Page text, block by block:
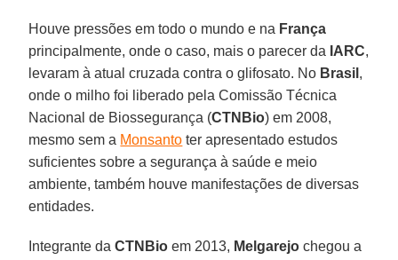
Houve pressões em todo o mundo e na França
principalmente, onde o caso, mais o parecer da IARC,
levaram à atual cruzada contra o glifosato. No Brasil ,
onde o milho foi liberado pela Comissão Técnica
Nacional de Biossegurança (CTNBio) em 2008,
mesmo sem a Monsanto ter apresentado estudos
suficientes sobre a segurança à saúde e meio
ambiente, também houve manifestações de diversas
entidades.
Integrante daCTNBio em 2013, Melgarejo chegou a